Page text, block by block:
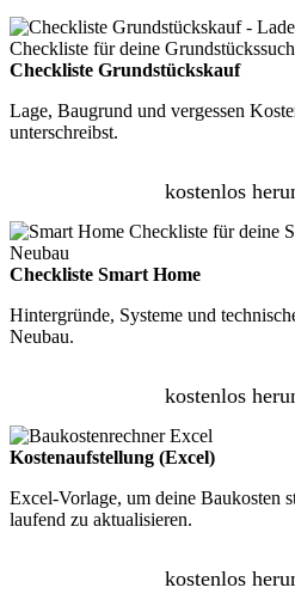
Checkliste Grundstückskauf
Lage, Baugrund und vergessen
unterschreibst.
kostenlos
Checkliste Smart Home
Hintergründe, Systeme und
Neubau.
kostenlos
Kostenaufstellung (Excel)
Excel-Vorlage, um deine Baukosten
laufend zu aktualisieren.
kostenlos